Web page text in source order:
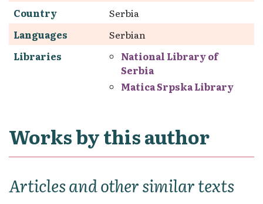
Country
Serbia
Languages
Serbian
Libraries
National Library of
Serbia
Matica Srpska Library
Works by this author
Articles and other similar texts